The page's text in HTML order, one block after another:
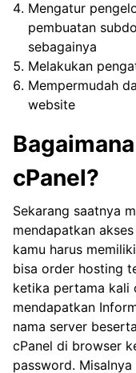
Mengatur
pembuatan
sebagainya
Melakukan
Mempermudah
website
cPanel?
Sekarang saatnya
mendapatkan
kamu harus
bisa order hosting
ketika pertama kali
mendapatkan
nama server
cPanel di browser
password. Misalnya